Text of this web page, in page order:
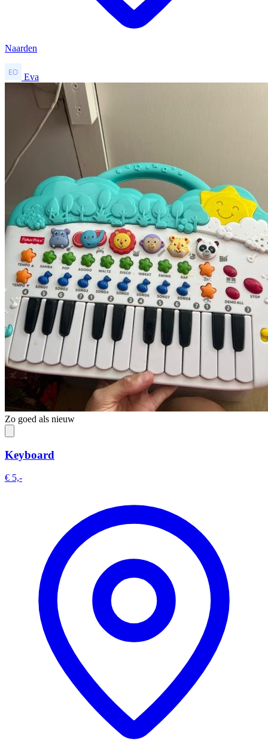
Naarden
Eva
Zo goed als nieuw
Keyboard
€ 5,-